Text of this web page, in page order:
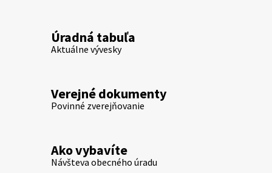
Úradná tabuľa
Aktuálne vývesky
Verejné dokumenty
Povinné zverejňovanie
Ako vybavíte
Návšteva obecného úradu